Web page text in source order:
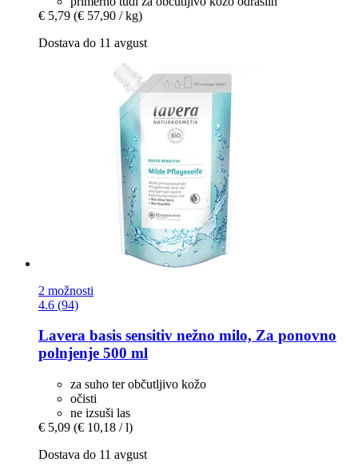
€ 5,79 (€ 57,90 / kg)
Dostava do 11 avgust
2 možnosti
4.6 (94)
Lavera basis sensitiv nežno milo, Za ponovno
polnjenje 500 ml
za suho ter občutljivo kožo
očisti
ne izsuši las
€ 5,09 (€ 10,18 / l)
Dostava do 11 avgust